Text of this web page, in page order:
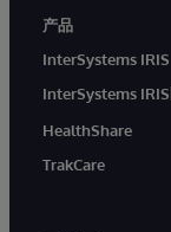
产品
InterSystems IRIS
InterSystems
HealthShare
TrakCare